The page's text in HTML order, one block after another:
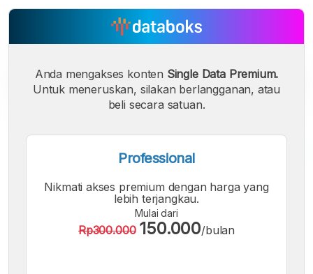
FontFont
Sedang
Font
Besar
Anda mengakses konten Single Data Premium.
Untuk meneruskan, silakan berlangganan, atau
beli secara satuan.
Professional
Nikmati akses premium dengan harga yang
lebih terjangkau.
Mulai dari
Rp300.000 150.000/bulan